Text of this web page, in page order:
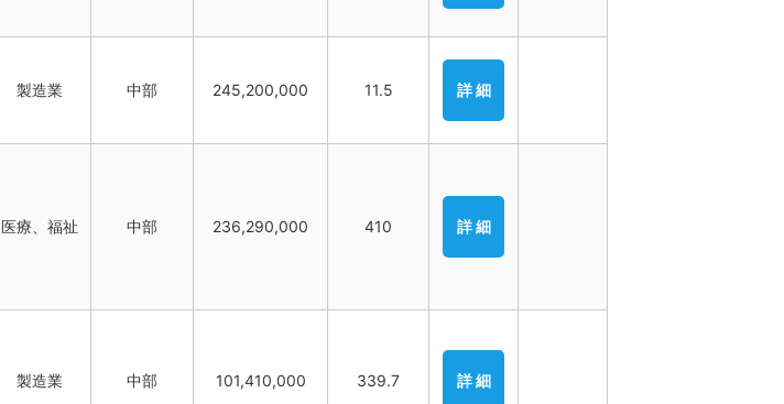
製造業 中部 245,200,000 11.5 詳 細
医療、福祉 中部 236,290,000 410 詳 細
製造業 中部 101,410,000 339.7 詳 細